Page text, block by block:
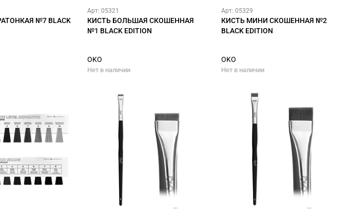
№7 BLACK
Арт: 05321
КИСТЬ БОЛЬШАЯ СКОШЕННАЯ
№1 BLACK EDITION
OKO
Нет в наличии
Арт: 05329
КИСТЬ МИНИ СКОШЕННАЯ №2
BLACK EDITION
OKO
Нет в наличии